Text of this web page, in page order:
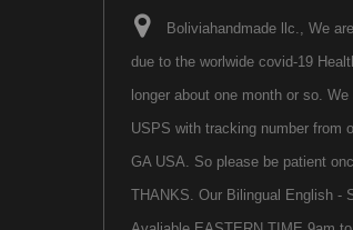
Boliviahandmade llc., We
due to the worlwide covid-19
longer about one month or so.
USPS with tracking number from
GA USA. So please be patient
THANKS. Our Bilingual English -